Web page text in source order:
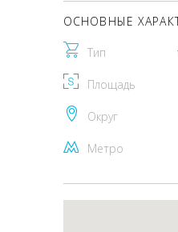
ОСНОВНЫЕ
Тип
Площадь
Округ
Метро